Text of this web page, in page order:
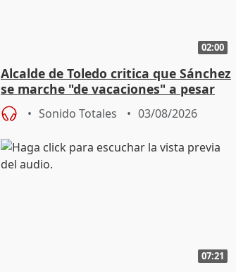
02:00
Alcalde de Toledo critica que Sánchez
se marche "de vacaciones" a pesar
de la crisis migratoria
Sonido Totales 03/08/2026
07:21